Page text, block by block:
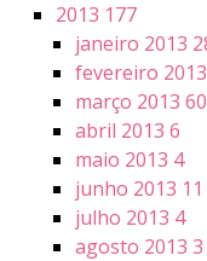
2013 177
janeiro 2013
fevereiro 2013
março 2013 60
abril 2013 6
maio 2013 4
junho 2013 11
julho 2013 4
agosto 2013 3